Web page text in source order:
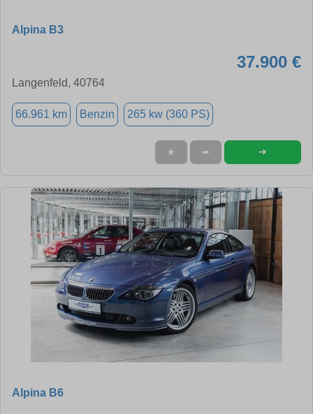
Alpina B3
37.900 €
Langenfeld, 40764
66.961 km Benzin 265 kw (360 PS)
★ ➦ ➜
Alpina B6